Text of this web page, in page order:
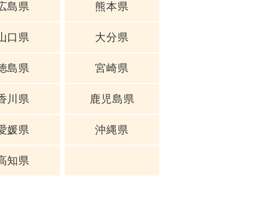
島県
口県
島県
川県
媛県
知県
熊本県
大分県
宮崎県
鹿児島県
沖縄県